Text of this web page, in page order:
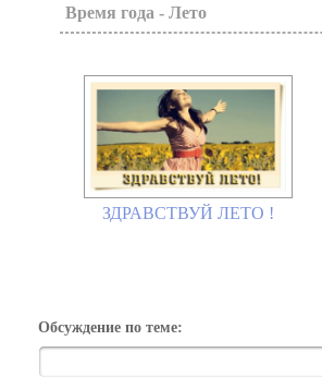
Время года - Лето
ЗДРАВСТВУЙ ЛЕТО !
Обсуждение по теме: